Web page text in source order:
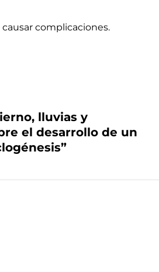
lluvias y
el desarrollo de un